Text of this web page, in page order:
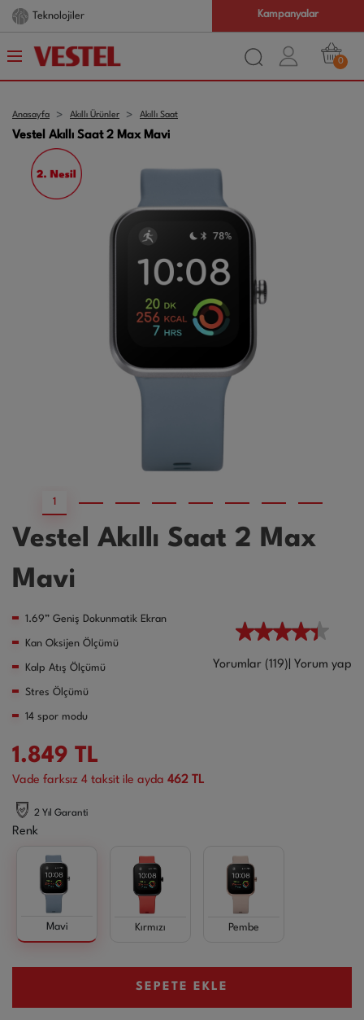
Teknolojiler Kampanyalar
0
Anasayfa Akıllı Ürünler Akıllı Saat
Vestel Akıllı Saat 2 Max Mavi
1
Vestel Akıllı Saat 2 Max
Mavi
1.69” Geniş Dokunmatik Ekran
Kan Oksijen Ölçümü
Kalp Atış Ölçümü
Stres Ölçümü
14 spor modu
Yorumlar (119) Yorum yap
1.849 TL
Vade farksız 4 taksit ile ayda 462 TL
2 Yıl Garanti
Renk
Mavi Kırmızı Pembe
SEPETE EKLE